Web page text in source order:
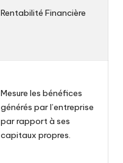
Rentabilité Financière
Mesure les bénéfices
générés par l’entreprise
par rapport à ses
capitaux propres.